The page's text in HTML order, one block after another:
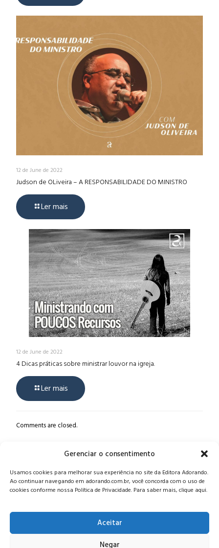
Gerenciar o consentimento
Usamos cookies para melhorar sua experiência no site da Editora Adorando.
Ao continuar navegando em adorando.com.br, você concorda com o uso de
cookies conforme nossa Política de Privacidade. Para saber mais, clique aqui.
Aceitar
Negar
12 de June de 2022
Judson de OLiveira – A RESPONSABILIDADE DO MINISTRO
Ler mais
12 de June de 2022
4 Dicas práticas sobre ministrar louvor na igreja.
Ler mais
Comments are closed.
Alameda Oscar Niemeyer, 1033 – 7º Andar - Portaria 04, Vila da
Serra - Nova Lima/MG, CEP: 34006-065 - MG
CONTATO:editora@adorando.com.br